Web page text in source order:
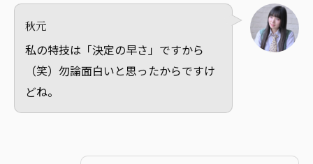
秋元
私の特技は「決定の早さ」ですから
（笑）勿論面白いと思ったからですけ
どね。